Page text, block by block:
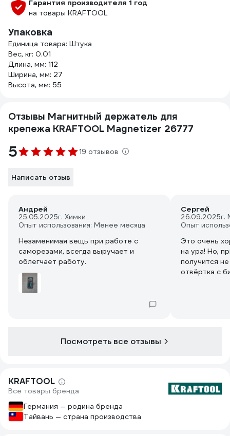
Гарантия производителя 1 год
на товары KRAFTOOL
Упаковка
Единица товара: Штука
Вес, кг: 0.01
Длина, мм: 112
Ширина, мм: 27
Высота, мм: 55
Отзывы Магнитный держатель для
крепежа KRAFTOOL Magnetizer 26777
5 19 отзывов
Написать отзыв
Андрей
25.05.2025г. Химки
Опыт использования: Менее месяца
Незаменимая вещь при работе с
саморезами, всегда выручает и
облегчает работу.
Сергей
26.09.2025г.
Опыт
Это очень
на ура! Но,
получится
отвёртка с
Посмотреть все отзывы
KRAFTOOL
Все товары бренда
Германия — родина бренда
Тайвань — страна производства